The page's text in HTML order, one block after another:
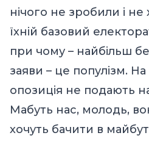
нічого не зробили і
їхній базовий
при чому – найбільш
заяви – це популізм. На
опозиція не подають
Мабуть нас, молодь,
хочуть бачити в